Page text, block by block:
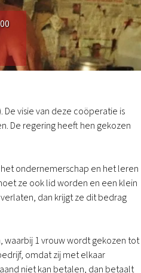
De visie van deze coöperatie is
De regering heeft hen gekozen
ondernemerschap en het leren
ze ook lid worden en een klein
dan krijgt ze dit bedrag
waarbij 1 vrouw wordt gekozen tot
omdat zij met elkaar
niet kan betalen, dan betaalt